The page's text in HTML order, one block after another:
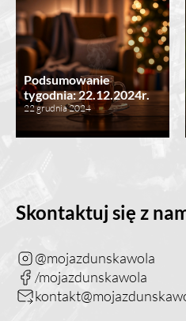
Podsumowanie
tygodnia: 22.12.2024r.
22 grudnia 2024
Skontaktuj się z
@mojazdunskawola
/mojazdunskawola